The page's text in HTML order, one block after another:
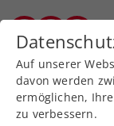
Zurück
Ausbildung
Auf unserer
davon werden
ermöglichen,
zu verbessern.